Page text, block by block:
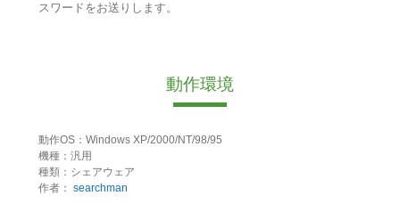
スワードをお送りします。
動作環境
動作OS：Windows XP/2000/NT/98/95
機種：汎用
種類：シェアウェア
作者： searchman